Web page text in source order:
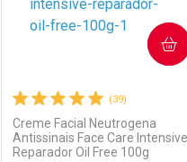
(39)
Creme Facial Neutrogena
Antissinais Face Care Intensive
Reparador Oil Free 100g
COMPRAR